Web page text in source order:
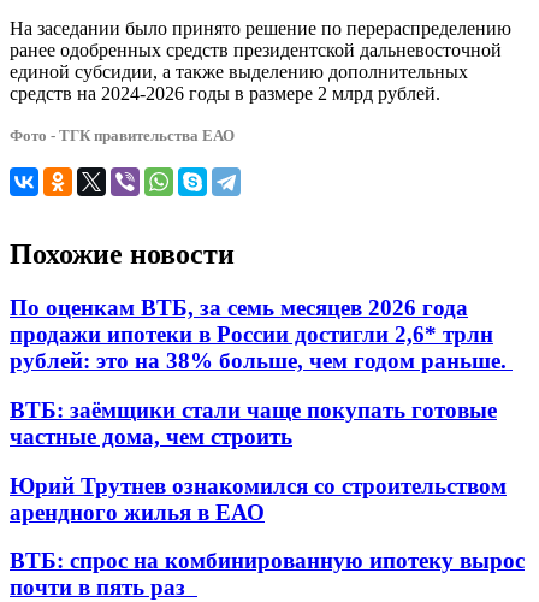
На заседании было принято решение по перераспределению
ранее одобренных средств президентской дальневосточной
единой субсидии, а также выделению дополнительных
средств на 2024-2026 годы в размере 2 млрд рублей.
Фото - ТГК правительства ЕАО
Похожие новости
По оценкам ВТБ, за семь месяцев 2026 года
продажи ипотеки в России достигли 2,6* трлн
рублей: это на 38% больше, чем годом раньше.
ВТБ: заёмщики стали чаще покупать готовые
частные дома, чем строить
Юрий Трутнев ознакомился со строительством
арендного жилья в ЕАО
ВТБ: спрос на комбинированную ипотеку вырос
почти в пять раз